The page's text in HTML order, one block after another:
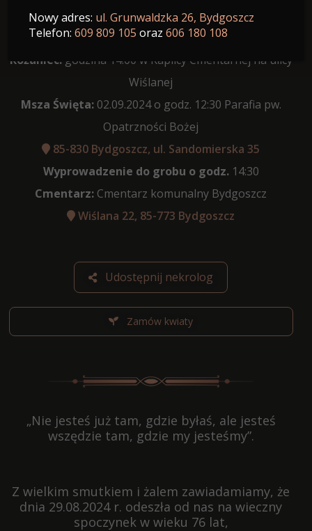
Data pogrzebu: 02.09.2024
Różaniec:godzina 14:00 w Kaplicy Cmentarnej na ulicy
Wiślanej
Msza Święta:02.09.2024 o godz. 12:30 Parafia pw.
Opatrzności Bożej
85-830 Bydgoszcz, ul. Sandomierska 35
Wyprowadzenie do grobu o godz.14:30
Cmentarz: Cmentarz komunalny Bydgoszcz
Wiślana 22, 85-773 Bydgoszcz
Udostępnij nekrolog
Zamów kwiaty
„Nie jesteś już tam, gdzie byłaś, ale jesteś
wszędzie tam, gdzie my jesteśmy”.
Z wielkim smutkiem i żalem zawiadamiamy, że
dnia 29.08.2024 r. odeszła od nas na wieczny
spoczynek w wieku 76 lat,
Nowy adres: ul. Grunwaldzka 26, Bydgoszcz
Telefon:609 809 105 oraz606 180 108